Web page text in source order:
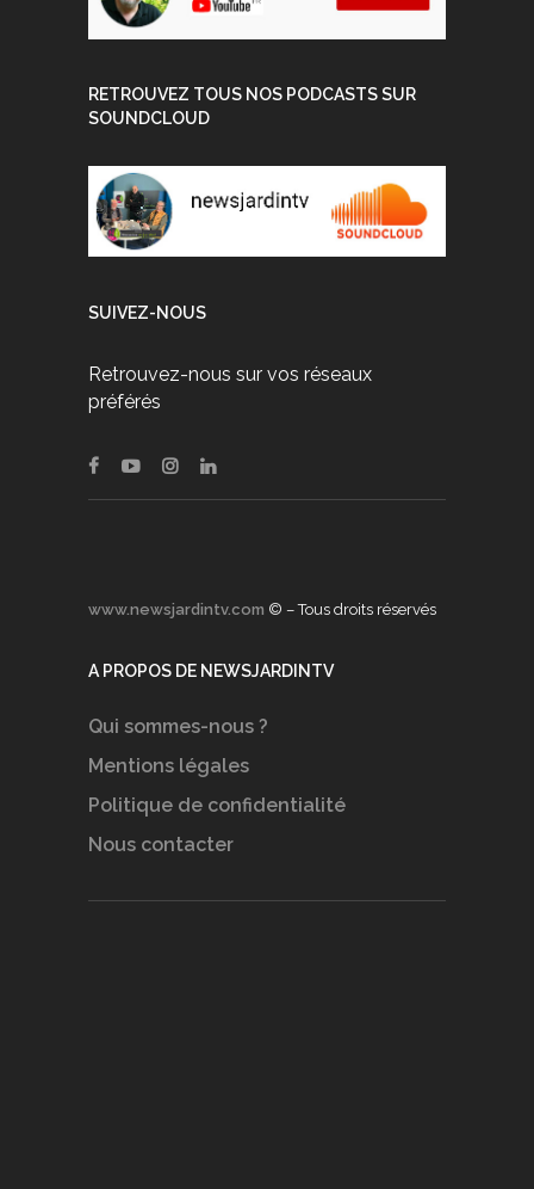
RETROUVEZ TOUS NOS PODCASTS SUR
SOUNDCLOUD
SUIVEZ-NOUS
Retrouvez-nous sur vos réseaux
préférés
www.newsjardintv.com © – Tous droits réservés
A PROPOS DE NEWSJARDINTV
Qui sommes-nous ?
Mentions légales
Politique de confidentialité
Nous contacter